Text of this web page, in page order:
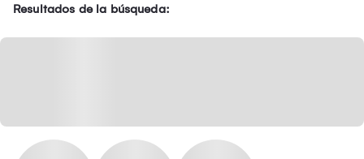
Resultados de la búsqueda: